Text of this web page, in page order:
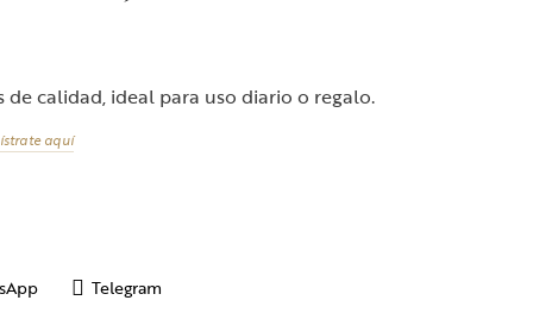
calidad, ideal para uso diario o regalo.
aquí
Telegram